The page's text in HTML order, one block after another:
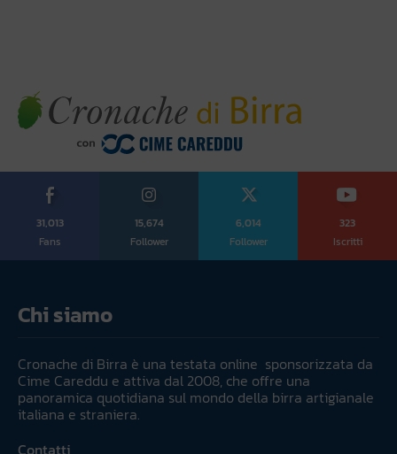
31,013
Fans
15,674
Follower
6,014
Follower
323
Iscritti
Chi siamo
Cronache di Birra è una testata online sponsorizzata da
Cime Careddu e attiva dal 2008, che offre una
panoramica quotidiana sul mondo della birra artigianale
italiana e straniera.
Contatti